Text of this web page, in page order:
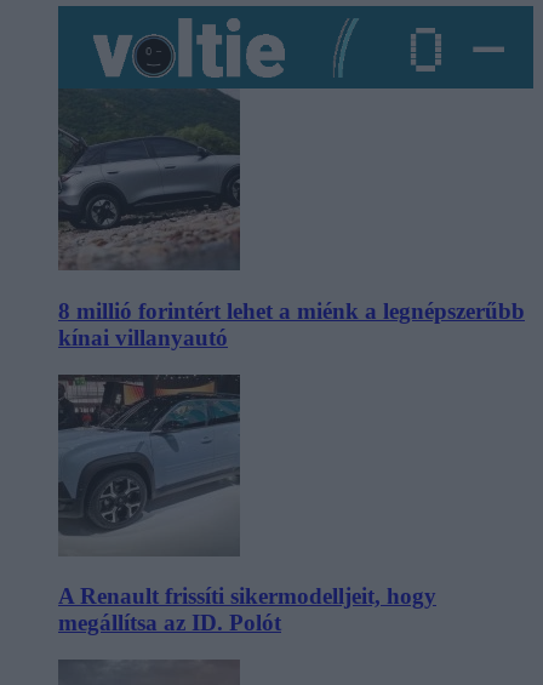
8 millió forintért lehet a miénk a legnépszerűbb
kínai villanyautó
A Renault frissíti sikermodelljeit, hogy
megállítsa az ID. Polót